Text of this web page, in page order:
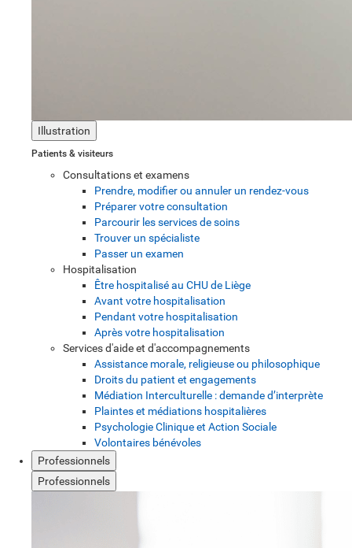
Illustration
Patients & visiteurs
Consultations et examens
Prendre, modifier ou annuler un rendez-vous
Préparer votre consultation
Parcourir les services de soins
Trouver un spécialiste
Passer un examen
Hospitalisation
Être hospitalisé au CHU de Liège
Avant votre hospitalisation
Pendant votre hospitalisation
Après votre hospitalisation
Services d'aide et d'accompagnements
Assistance morale, religieuse ou philosophique
Droits du patient et engagements
Médiation Interculturelle : demande d’interprète
Plaintes et médiations hospitalières
Psychologie Clinique et Action Sociale
Volontaires bénévoles
Professionnels
Professionnels